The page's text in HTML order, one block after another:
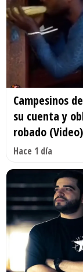
Campesinos
su cuenta y
robado (Video)
Hace 1 día